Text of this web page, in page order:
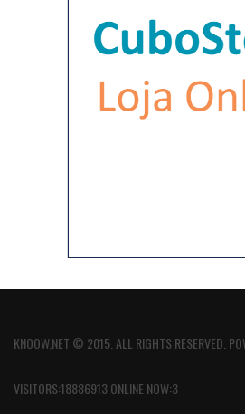
KNOOW.NET © 2015. ALL RIGHTS RESERVED.
VISITORS:18886913 ONLINE NOW:3